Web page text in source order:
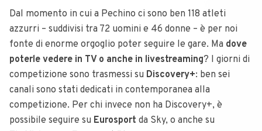
Dal momento in cui a Pechino ci sono ben 118 atleti
azzurri – suddivisi tra 72 uomini e 46 donne – è per noi
fonte di enorme orgoglio poter seguire le gare. Ma dove
poterle vedere in TV o anche in livestreaming? I giorni di
competizione sono trasmessi su Discovery+: ben sei
canali sono stati dedicati in contemporanea alla
competizione. Per chi invece non ha Discovery+, è
possibile seguire su Eurosport da Sky, o anche su